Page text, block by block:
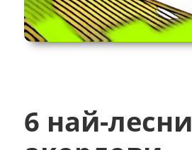
6 най-лесни